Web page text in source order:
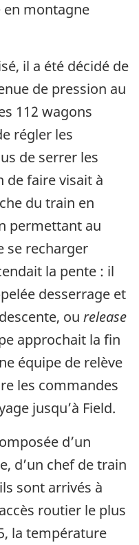
en montagne
il a été décidé de
de pression au
112 wagons
régler les
de serrer les
de faire visait à
du train en
permettant au
se recharger
la pente : il
desserrage et
ou release
approchait la fin
équipe de relève
les commandes
jusqu’à Field.
d’un
d’un chef de train
sont arrivés à
routier le plus
la température